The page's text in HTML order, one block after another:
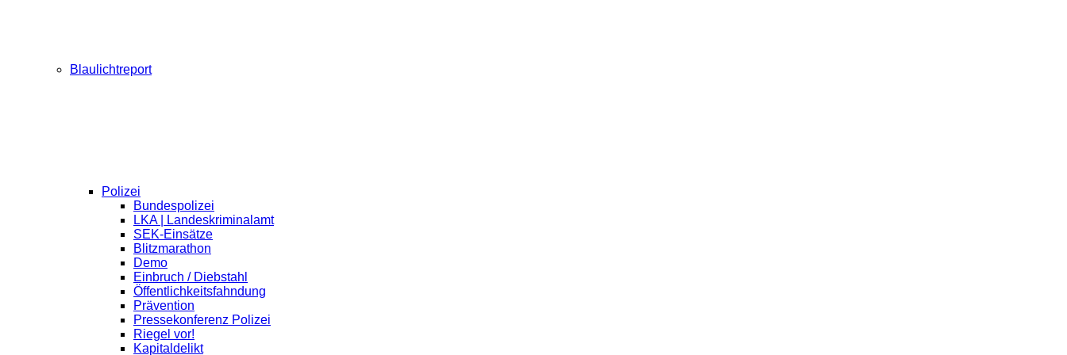
Blaulichtreport
Polizei
Bundespolizei
LKA | Landeskriminalamt
SEK-Einsätze
Blitzmarathon
Demo
Einbruch / Diebstahl
Öffentlichkeitsfahndung
Prävention
Pressekonferenz Polizei
Riegel vor!
Kapitaldelikt